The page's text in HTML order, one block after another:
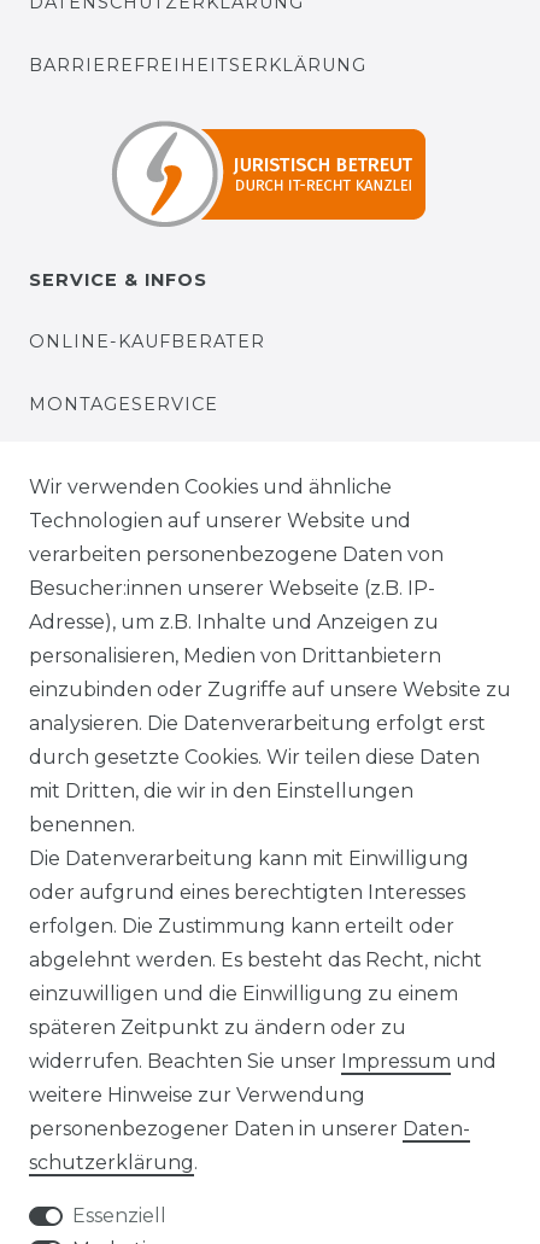
BARRIEREFREIHEITSERKLÄRUNG
SERVICE & INFOS
ONLINE-KAUFBERATER
MONTAGESERVICE
BEZAHLUNG
KLIMA- UND UMWELTSCHUTZ
LEXIKON
UNTERNEHMEN
ÜBER UNS
HERSTELLER
REFERENZEN
Wir verwenden Cookies und ähnliche
Technologien auf unserer Website und
verarbeiten personenbezogene Daten von
Besucher:innen unserer Webseite (z.B. IP-
Adresse), um z.B. Inhalte und Anzeigen zu
personalisieren, Medien von Drittanbietern
einzubinden oder Zugriffe auf unsere Website zu
analysieren. Die Datenverarbeitung erfolgt erst
durch gesetzte Cookies. Wir teilen diese Daten
mit Dritten, die wir in den Einstellungen
benennen.
Die Datenverarbeitung kann mit Einwilligung
oder aufgrund eines berechtigten Interesses
erfolgen. Die Zustimmung kann erteilt oder
abgelehnt werden. Es besteht das Recht, nicht
einzuwilligen und die Einwilligung zu einem
späteren Zeitpunkt zu ändern oder zu
widerrufen. Beachten Sie unser Impressum und
weitere Hinweise zur Verwendung
personenbezogener Daten in unserer Daten­
schutz­erklärung.
Essenziell